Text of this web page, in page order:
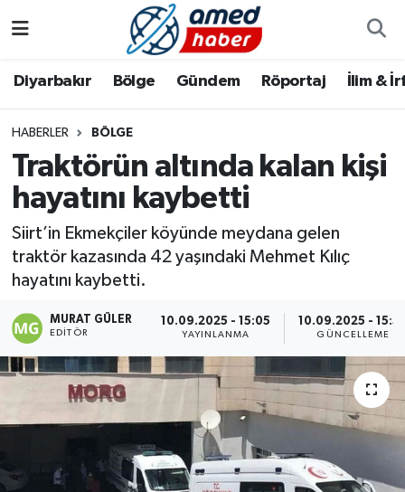
Diyarbakır Bölge Gündem Röportaj İlim &
HABERLER BÖLGE
Traktörün altında kalan kişi
hayatını kaybetti
Siirt’in Ekmekçiler köyünde meydana gelen
traktör kazasında 42 yaşındaki Mehmet Kılıç
hayatını kaybetti.
MURAT GÜLER
EDITÖR
10.09.2025 - 15:05
YAYINLANMA
10.09.2025 -
GÜNCELLEME
Bölge
Röportaj
Foto Galeri
Yazarlar
Aile
Asayiş
Bilim & Teknoloji
Bölge
Ekonomi
Genel
Güncel
Diyarbakır Hava Durumu
Diyarbakır Namaz Vakitleri
Diyarbakır Trafik Yoğunluk Haritası
Süper Lig Puan Durumu ve Fikstür
Haber Arşivi